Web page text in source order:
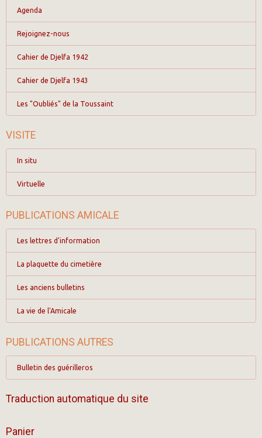
Agenda
Rejoignez-nous
Cahier de Djelfa 1942
Cahier de Djelfa 1943
Les "Oubliés" de la Toussaint
VISITE
In situ
Virtuelle
PUBLICATIONS AMICALE
Les lettres d'information
La plaquette du cimetière
Les anciens bulletins
La vie de l'Amicale
PUBLICATIONS AUTRES
Bulletin des guérilleros
Traduction automatique du site
Panier